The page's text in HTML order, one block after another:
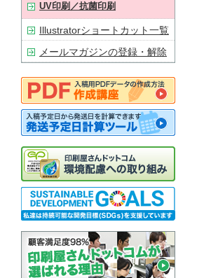
UV印刷／抗菌印刷
Illustratorショートカット一覧
メールマガジンの登録・解除